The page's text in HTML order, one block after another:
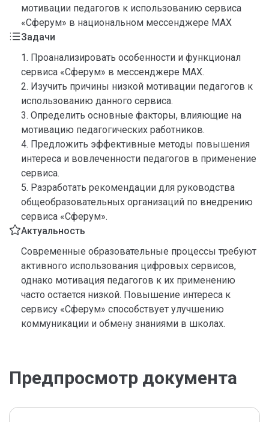
мотивации педагогов к использованию сервиса
«Сферум» в национальном мессенджере MAX
Задачи
1. Проанализировать особенности и функционал
сервиса «Сферум» в мессенджере MAX.
2. Изучить причины низкой мотивации педагогов к
использованию данного сервиса.
3. Определить основные факторы, влияющие на
мотивацию педагогических работников.
4. Предложить эффективные методы повышения
интереса и вовлеченности педагогов в применение
сервиса.
5. Разработать рекомендации для руководства
общеобразовательных организаций по внедрению
сервиса «Сферум».
Актуальность
Современные образовательные процессы требуют
активного использования цифровых сервисов,
однако мотивация педагогов к их применению
часто остается низкой. Повышение интереса к
сервису «Сферум» способствует улучшению
коммуникации и обмену знаниями в школах.
Предпросмотр документа